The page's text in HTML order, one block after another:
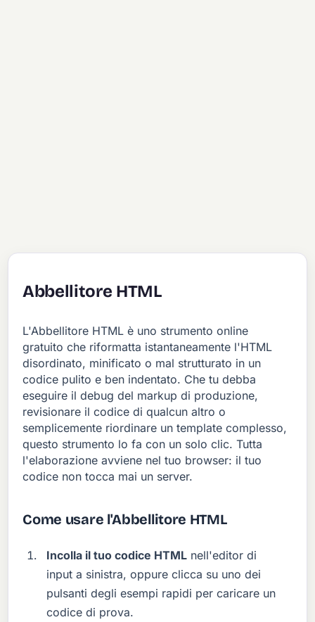
Abbellitore HTML
L'Abbellitore HTML è uno strumento online
gratuito che riformatta istantaneamente l'HTML
disordinato, minificato o mal strutturato in un
codice pulito e ben indentato. Che tu debba
eseguire il debug del markup di produzione,
revisionare il codice di qualcun altro o
semplicemente riordinare un template complesso,
questo strumento lo fa con un solo clic. Tutta
l'elaborazione avviene nel tuo browser: il tuo
codice non tocca mai un server.
Come usare l'Abbellitore HTML
Incolla il tuo codice HTML nell'editor di
input a sinistra, oppure clicca su uno dei
pulsanti degli esempi rapidi per caricare un
codice di prova.